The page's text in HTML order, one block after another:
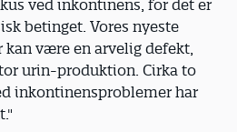
ved inkontinens, for det er
betinget. Vores nyeste
kan være en arvelig defekt,
urin-produktion. Cirka to
inkontinensproblemer har